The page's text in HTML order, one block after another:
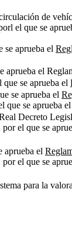
de
el que se
se aprueba el
aprueba el
se aprueba el
se aprueba el
que se aprueba el
Decreto
por el que se
aprueba el
por el que se
para la